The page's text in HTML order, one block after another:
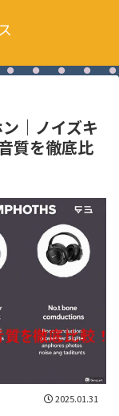
｜ノイズキ
質を徹底比
2025.01.31